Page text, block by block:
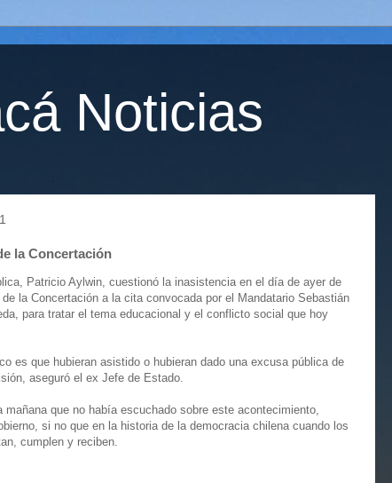
Noticias
la Concertación
Patricio Aylwin, cuestionó la inasistencia en el día de ayer de
la Concertación a la cita convocada por el Mandatario Sebastián
para tratar el tema educacional y el conflicto social que hoy
es que hubieran asistido o hubieran dado una excusa pública de
aseguró el ex Jefe de Estado.
mañana que no había escuchado sobre este acontecimiento,
si no que en la historia de la democracia chilena cuando los
cumplen y reciben.